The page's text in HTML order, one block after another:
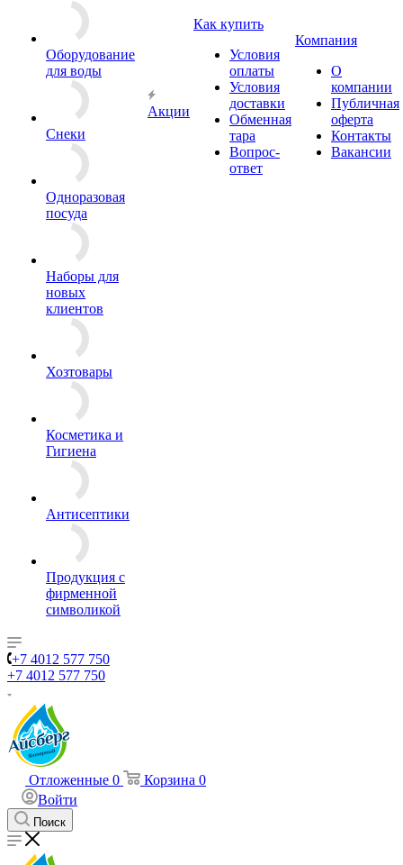
Оборудование
для воды
Снеки
Одноразовая
посуда
Наборы для
новых
клиентов
Хозтовары
Косметика и
Гигиена
Антисептики
Продукция с
фирменной
символикой
Акции
Как купить
Условия
оплаты
Условия
доставки
Обменная
тара
Вопрос-
ответ
Компания
О
компании
Публичная
оферта
Контакты
Вакансии
+7 4012 577 750
+7 4012 577 750
Отложенные 0 Корзина 0
Войти
Поиск